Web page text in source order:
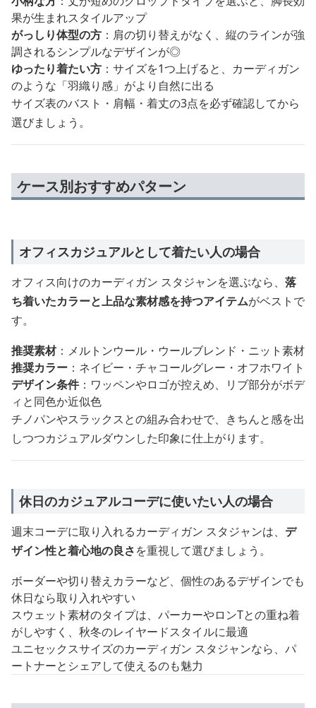
果が生まれスタイルアップ
がっしり体型の方 ：肩の切り替えがなく、縦のラインが強
調されるシンプルなデザインが◎
ゆったり着たい方 ：サイズを1つ上げると、カーディガン
のような「羽織り感」がより自然に出る
サイズ表のバスト・肩幅・着丈の3点を必ず確認してから
選びましょう。
ケース別おすすめパターン
オフィスカジュアルとして着たい人の場合
オフィス向けのカーディガン スタジャンを選ぶなら、 落
ち着いたカラーと上品な素材感を持つアイテムがベストで
す。
推奨素材：メルトンウール・ウールブレンド・ニット素材
推奨カラー ：ネイビー・チャコールグレー・オフホワイト
デザイン条件：ワッペンやロゴが控えめ、リブ部分がボデ
ィと同色か近似色
チノパンやスラックスとの組み合わせで、きちんと感を出
しつつカジュアルダウンした印象に仕上がります。
休日のカジュアルコーデに使いたい人の場合
週末コーデに取り入れるカーディガン スタジャンは、 デ
ザイン性と着心地の良さを重視して選びましょう。
ボーダーや切り替えカラーなど、個性のあるデザインでも
休日なら取り入れやすい
スウェット素材のタイプは、パーカーやロンTとの重ね着
がしやすく、秋冬のレイヤードスタイルに最適
ユニセックスサイズのカーディガン スタジャンなら、パ
ートナーとシェアして使えるのも魅力